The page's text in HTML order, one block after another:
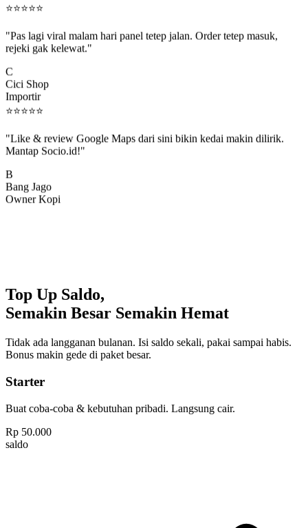
rejeki gak kelewat."
Cici Shop
Importir
⭐⭐⭐⭐⭐
Mantap Socio.id!"
Bang Jago
Owner Kopi
Top Up Saldo,
Semakin Besar Semakin Hemat
Tidak ada langganan bulanan. Isi saldo sekali, pakai sampai habis.
Bonus makin gede di paket besar.
Starter
Buat coba-coba & kebutuhan pribadi. Langsung cair.
Rp 50.000
saldo